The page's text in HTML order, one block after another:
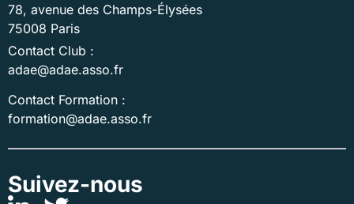
78, avenue des Champs-Élysées
75008 Paris
Contact Club :
adae@adae.asso.fr
Contact Formation :
formation@adae.asso.fr
Suivez-nous